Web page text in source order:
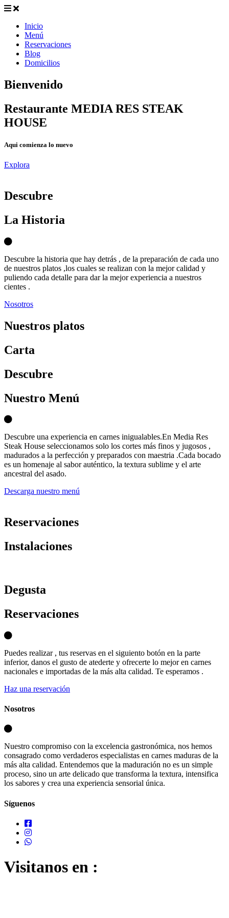
Inicio
Menú
Reservaciones
Blog
Domicilios
Bienvenido
Restaurante MEDIA RES STEAK
HOUSE
Aqui comienza lo nuevo
Explora
Descubre
La Historia
Descubre la historia que hay detrás , de la preparación de cada uno
de nuestros platos ,los cuales se realizan con la mejor calidad y
puliendo cada detalle para dar la mejor experiencia a nuestros
cientes .
Nosotros
Nuestros platos
Carta
Descubre
Nuestro Menú
Descubre una experiencia en carnes inigualables.En Media Res
Steak House seleccionamos solo los cortes más finos y jugosos ,
madurados a la perfección y preparados con maestria .Cada bocado
es un homenaje al sabor auténtico, la textura sublime y el arte
ancestral del asado.
Descarga nuestro menú
Reservaciones
Instalaciones
Degusta
Reservaciones
Puedes realizar , tus reservas en el siguiento botón en la parte
inferior, danos el gusto de atederte y ofrecerte lo mejor en carnes
nacionales e importadas de la más alta calidad. Te esperamos .
Haz una reservación
Nosotros
Nuestro compromiso con la excelencia gastronómica, nos hemos
consagrado como verdaderos especialistas en carnes maduras de la
más alta calidad. Entendemos que la maduración no es un simple
proceso, sino un arte delicado que transforma la textura, intensifica
los sabores y crea una experiencia sensorial única.
Síguenos
Visitanos en :